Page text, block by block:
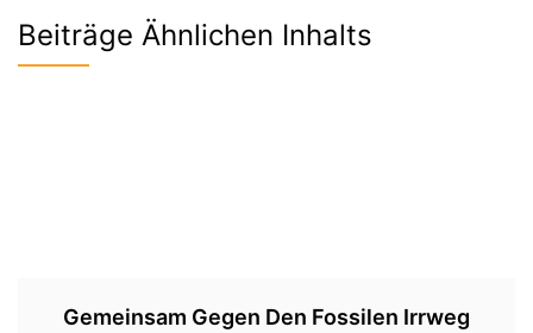
Beiträge Ähnlichen Inhalts
Gemeinsam Gegen Den Fossilen Irrweg